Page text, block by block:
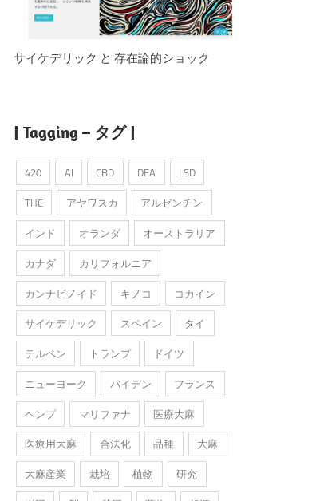
サイケデリック と 存在論的ショック
| Tagging – タグ |
420 AI CBD DEA
LSD
THC
アヤワスカ
アルゼンチン
インド
オランダ
オーストラリア
カナダ
カリフォルニア
カンナビノイド
キノコ
コカイン
サイケデリック
スペイン
タイ
テルペン
トランプ
ドイツ
ニューヨーク
バイデン
フランス
ヘンプ
マリファナ
医療大麻
医療用大麻
合法化 品種
大麻
大麻産業
栽培 植物
研究